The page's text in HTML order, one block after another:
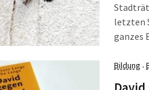
letzten
ganzes
Bildung ·